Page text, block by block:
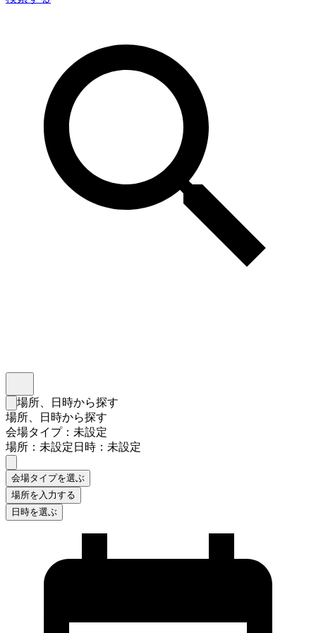
検索フォームを閉じる
場所、日時から探す
場所、日時から探す
会場タイプ：未設定
場所：未設定日時：未設定
会場タイプを選ぶ
場所を入力する
日時を選ぶ